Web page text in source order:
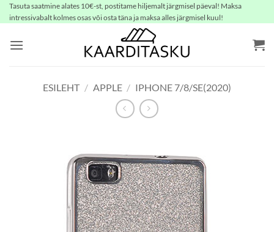
Skip
to
Tasuta saatmine alates 10€-st, postitame hiljemalt järgmisel päeval! Maksa
intressivabalt kolmes osas või osta täna ja maksa alles järgmisel kuul!
ESILEHT / APPLE / IPHONE 7/8/SE(2020)